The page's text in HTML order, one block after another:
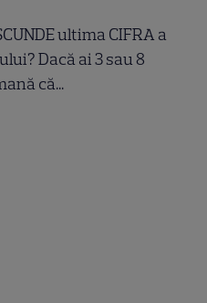
ultima CIFRA a
Dacă ai 3 sau 8
că...